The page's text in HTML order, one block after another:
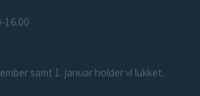
16.00
samt 1. januar holder vi lukket.